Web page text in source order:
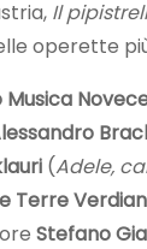
Il
operette
Musica
(Adele,
Terre
Stefano